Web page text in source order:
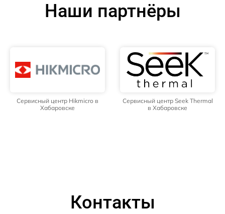
Наши партнёры
Сервисный центр Hikmicro в
Хабаровске
Сервисный центр Seek Thermal
в Хабаровске
Контакты